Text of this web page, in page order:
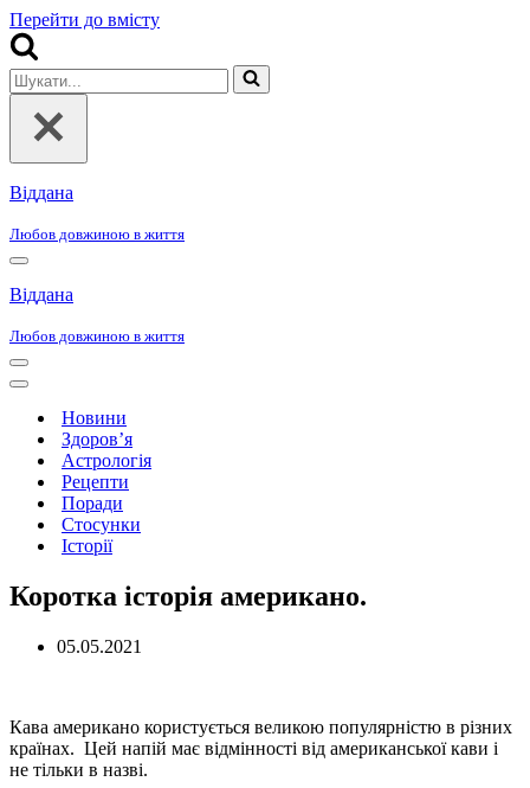
Перейти до вмісту
Шукати...
Віддана
Любов довжиною в життя
Меню
навігації
Віддана
Любов довжиною в життя
Меню
навігації
Меню
навігаціїНовини
Здоров’я
Астрологія
Рецепти
Поради
Стосунки
Історії
Коротка історія американо.
05.05.2021
Кава американо користується великою популярністю в різних
країнах. Цей напій має відмінності від американської кави і
не тільки в назві.